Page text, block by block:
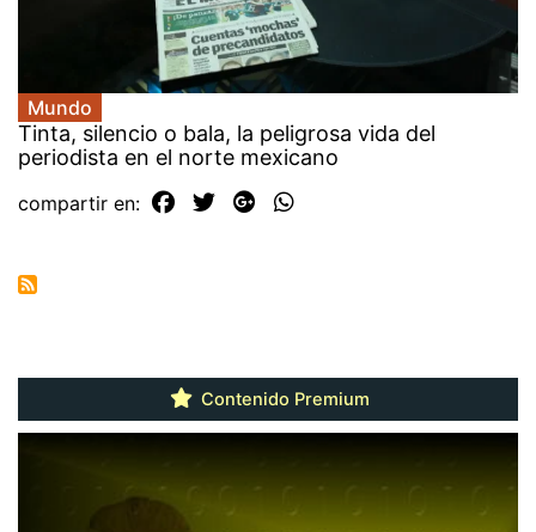
Mundo
Tinta, silencio o bala, la peligrosa vida del
periodista en el norte mexicano
compartir en:
Contenido Premium